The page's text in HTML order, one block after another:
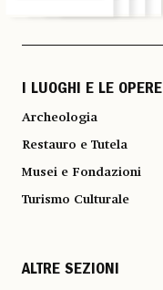
I LUOGHI E LE OPERE
Archeologia
Restauro e Tutela
Musei e Fondazioni
Turismo Culturale
ALTRE SEZIONI